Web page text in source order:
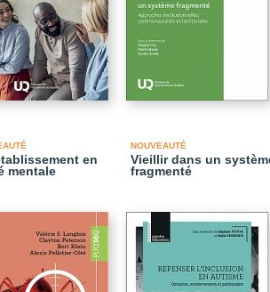
en
mentale
NOUVEAUTÉ
Vieillir dans un
fragmenté